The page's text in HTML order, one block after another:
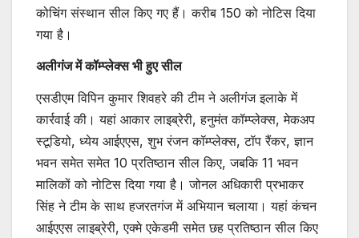
कोचिंग संस्थान सील किए गए हैं। करीब 150 को नोटिस दिया
गया है।
अलीगंज में कॉम्प्लेक्स भी हुए सील
एसडीएम विपिन कुमार शिवहरे की टीम ने अलीगंज इलाके में
कार्रवाई की। यहां आकार लाइब्रेरी, हनुमंत कॉम्प्लेक्स, मेकअप
स्टूडियो, ध्येय आईएएस, शुभ रंजन कॉम्प्लेक्स, टॉप रैंकर, ज्ञान
भवन समेत समेत 10 प्रतिष्ठान सील किए, जबकि 11 भवन
मालिकों को नोटिस दिया गया है। जोनल अधिकारी प्रभाकर
सिंह ने टीम के साथ हजरतगंज में अभियान चलाया। यहां कंचन
आईएएस लाइब्रेरी, एक्मे एकेडमी समेत छह प्रतिष्ठान सील किए